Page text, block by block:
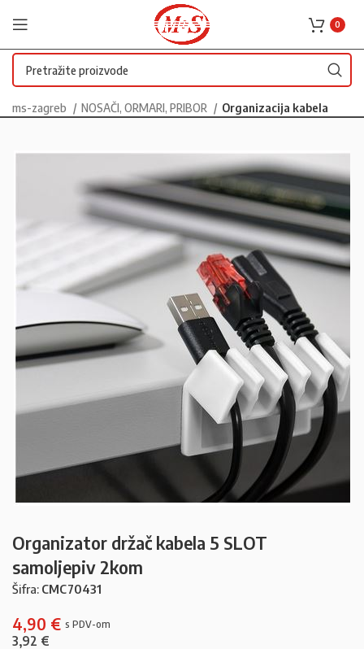
0
ms-zagreb NOSAČI, ORMARI, PRIBOR Organizacija kabela
Organizator držač kabela 5 SLOT
samoljepiv 2kom
Šifra: CMC70431
4,90 €
3,92 €